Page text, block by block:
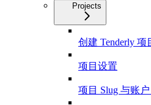
Projects
创建 Tenderly 项
项目设置
项目 Slug 与账户